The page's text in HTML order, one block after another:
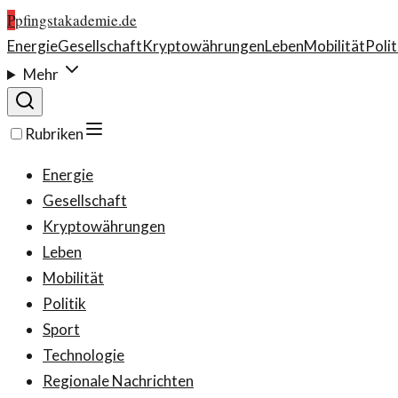
Ppfingstakademie.de
EnergieGesellschaftKryptowährungenLebenMobilität
Mehr
Rubriken
Energie
Gesellschaft
Kryptowährungen
Leben
Mobilität
Politik
Sport
Technologie
Regionale Nachrichten